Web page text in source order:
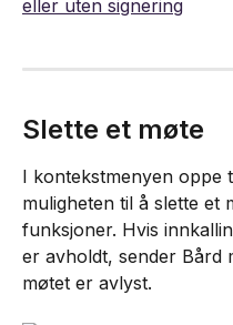
Slette et møte
I kontekstmenyen oppe
muligheten til å slette et
funksjoner. Hvis
er avholdt, sender Bård
møtet er avlyst.